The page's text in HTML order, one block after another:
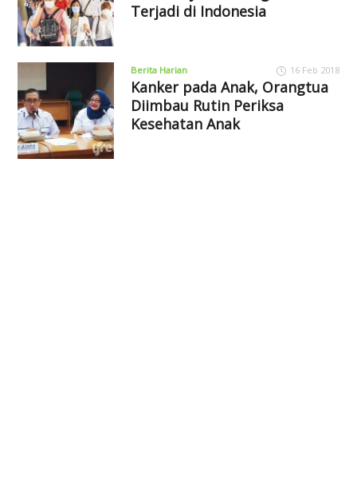
Terjadi di Indonesia
Berita Harian 16 Feb 2018
Kanker pada Anak, Orangtua
Diimbau Rutin Periksa
Kesehatan Anak